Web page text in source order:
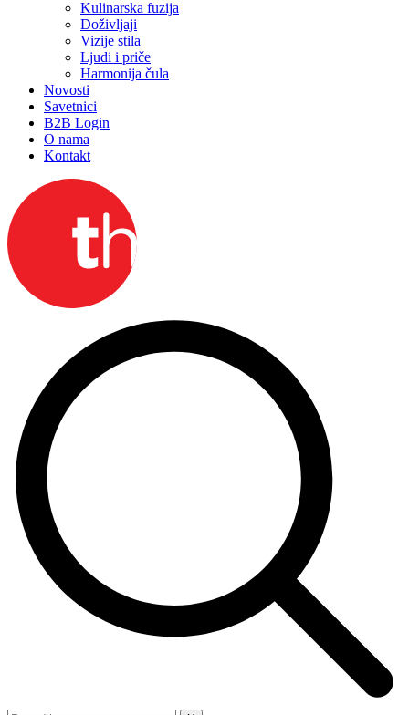
Kulinarska fuzija
Doživljaji
Vizije stila
Ljudi i priče
Harmonija čula
Novosti
Savetnici
B2B Login
O nama
Kontakt